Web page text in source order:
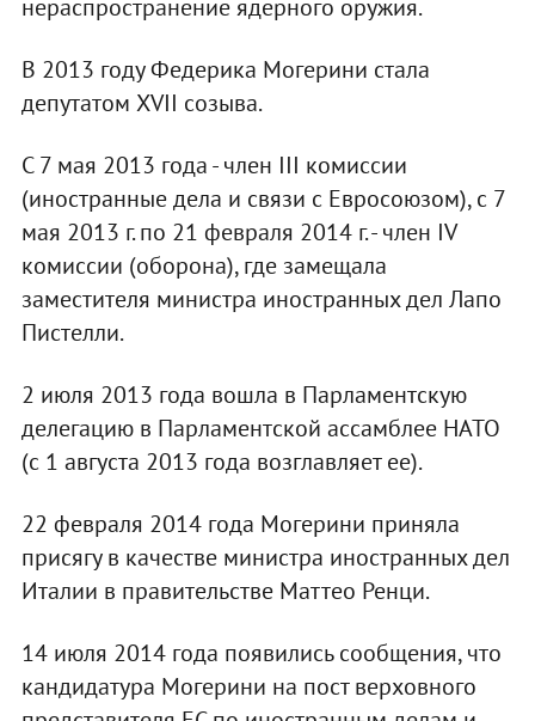
нераспространение ядерного оружия.
В 2013 году Федерика Могерини стала
депутатом XVII созыва.
С 7 мая 2013 года - член III комиссии
(иностранные дела и связи с Евросоюзом), с 7
мая 2013 г. по 21 февраля 2014 г. - член IV
комиссии (оборона), где замещала
заместителя министра иностранных дел Лапо
Пистелли.
2 июля 2013 года вошла в Парламентскую
делегацию в Парламентской ассамблее НАТО
(с 1 августа 2013 года возглавляет ее).
22 февраля 2014 года Могерини приняла
присягу в качестве министра иностранных дел
Италии в правительстве Маттео Ренци.
14 июля 2014 года появились сообщения, что
кандидатура Могерини на пост верховного